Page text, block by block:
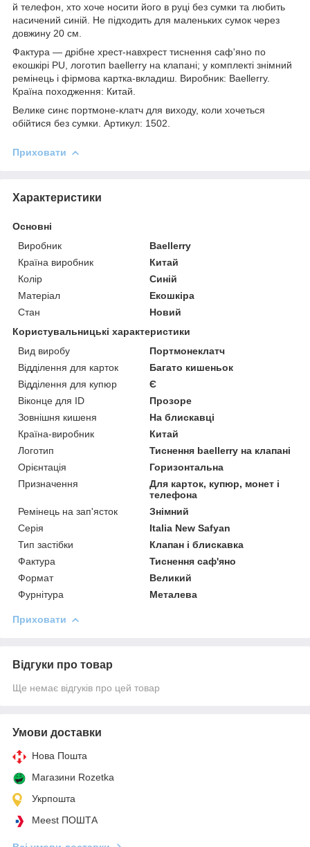
й телефон, хто хоче носити його в руці без сумки та любить
насичений синій. Не підходить для маленьких сумок через
довжину 20 см.
Фактура — дрібне хрест-навхрест тиснення саф'яно по
екошкірі PU, логотип baellerry на клапані; у комплекті знімний
ремінець і фірмова картка-вкладиш. Виробник: Baellerry.
Країна походження: Китай.
Велике синє портмоне-клатч для виходу, коли хочеться
обійтися без сумки. Артикул: 1502.
Приховати
Характеристики
Основні
Виробник
Baellerry
Країна виробник
Китай
Колір
Синій
Матеріал
Екошкіра
Стан
Новий
Користувальницькі характеристики
Вид виробу
Портмонеклатч
Відділення для карток
Багато кишеньок
Відділення для купюр
Є
Віконце для ID
Прозоре
Зовнішня кишеня
На блискавці
Країна-виробник
Китай
Логотип
Тиснення baellerry на клапані
Орієнтація
Горизонтальна
Призначення
Для карток, купюр, монет і
телефона
Ремінець на зап'ясток
Знімний
Серія
Italia New Safyan
Тип застібки
Клапан і блискавка
Фактура
Тиснення саф'яно
Формат
Великий
Фурнітура
Металева
Приховати
Відгуки про товар
Ще немає відгуків про цей товар
Умови доставки
Нова Пошта
Магазини Rozetka
Укрпошта
Meest ПОШТА